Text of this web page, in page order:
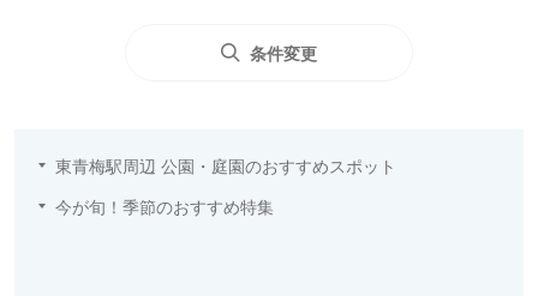
条件変更
東青梅駅周辺 公園・庭園のおすすめスポット
今が旬！季節のおすすめ特集